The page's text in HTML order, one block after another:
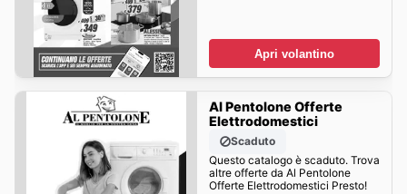
Apri volantino
Al Pentolone Offerte
Elettrodomestici
Scaduto
Questo catalogo è scaduto. Trova
altre offerte da Al Pentolone
Offerte Elettrodomestici Presto!